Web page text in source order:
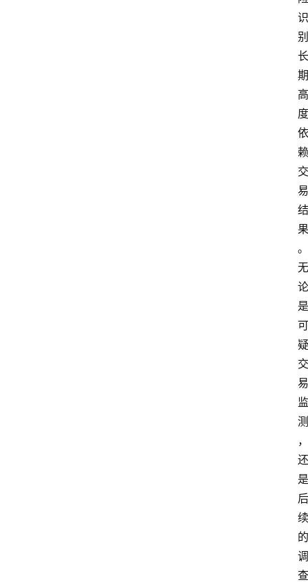
识
别
长
期
高
度
依
赖
交
易
结
果
。
无
论
是
可
疑
交
易
监
测
，
还
是
后
续
的
调
查